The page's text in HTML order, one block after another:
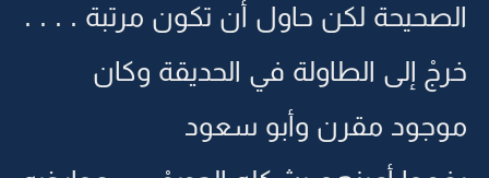
الصحيحة لكن حاول أن تكون مرتبة . . . .
خرجْ إلى الطاولة في الحديقة وكان
موجود مقرن وأبو سعود